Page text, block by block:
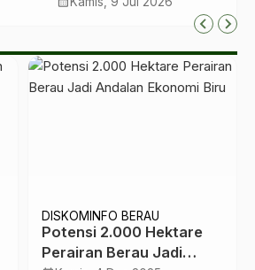
Kampung
DISKOMINFO BERAU
Potensi 2.000 Hektare
Perairan Berau Jadi